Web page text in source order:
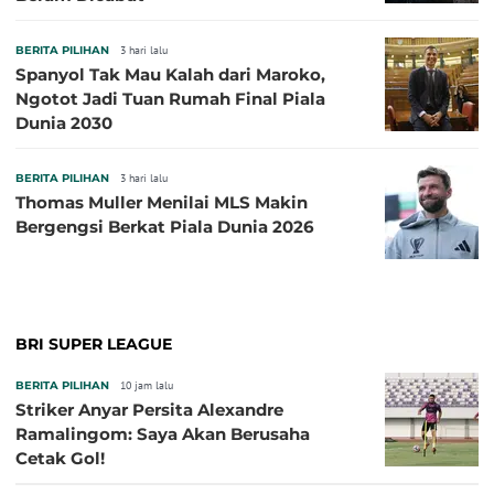
BERITA PILIHAN 3 hari lalu
Spanyol Tak Mau Kalah dari Maroko,
Ngotot Jadi Tuan Rumah Final Piala
Dunia 2030
BERITA PILIHAN 3 hari lalu
Thomas Muller Menilai MLS Makin
Bergengsi Berkat Piala Dunia 2026
BRI SUPER LEAGUE
BERITA PILIHAN 10 jam lalu
Striker Anyar Persita Alexandre
Ramalingom: Saya Akan Berusaha
Cetak Gol!